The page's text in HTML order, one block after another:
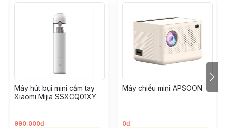
Máy hút bụi mini cầm tay
Xiaomi Mijia SSXCQ01XY
990.000đ
Máy chiếu mini APSOON
0đ